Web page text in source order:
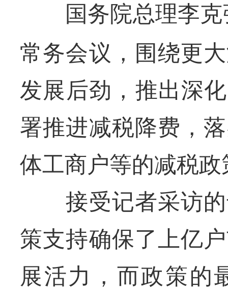
国务院总理李克
常务会议，围绕更
发展后劲，推出深
署推进减税降费，
体工商户等的减税政
接受记者采访的
策支持确保了上亿
展活力，而政策的